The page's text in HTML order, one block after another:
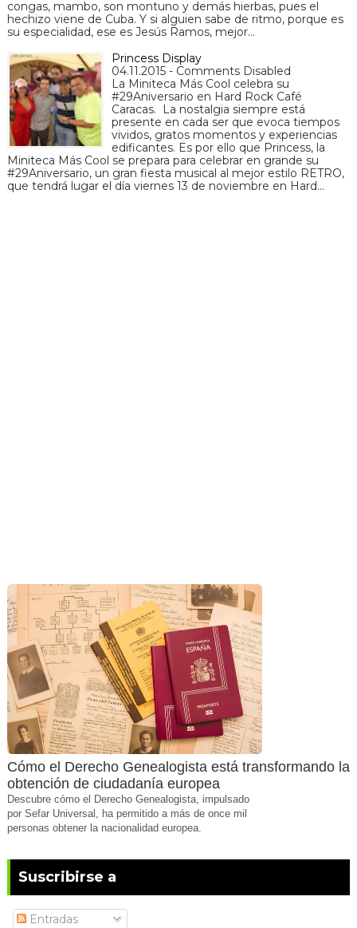
congas, mambo, son montuno y demás hierbas, pues el
hechizo viene de Cuba. Y si alguien sabe de ritmo, porque es
su especialidad, ese es Jesús Ramos, mejor…
Princess Display
04.11.2015 - Comments Disabled
La Miniteca Más Cool celebra su
#29Aniversario en Hard Rock Café
Caracas. La nostalgia siempre está
presente en cada ser que evoca tiempos
vividos, gratos momentos y experiencias
edificantes. Es por ello que Princess, la
Miniteca Más Cool se prepara para celebrar en grande su
#29Aniversario, un gran fiesta musical al mejor estilo RETRO,
que tendrá lugar el día viernes 13 de noviembre en Hard…
Cómo el Derecho Genealogista está transformando la
obtención de ciudadanía europea
Descubre cómo el Derecho Genealogista, impulsado
por Sefar Universal, ha permitido a más de once mil
personas obtener la nacionalidad europea.
Suscribirse a
Entradas